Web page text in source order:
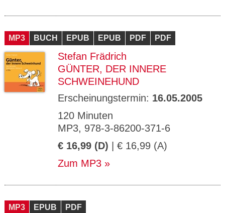
MP3 BUCH EPUB EPUB PDF PDF
Stefan Frädrich
GÜNTER, DER INNERE
SCHWEINEHUND
Erscheinungstermin: 16.05.2005
120 Minuten
MP3, 978-3-86200-371-6
€ 16,99 (D) | € 16,99 (A)
Zum MP3
MP3 EPUB PDF